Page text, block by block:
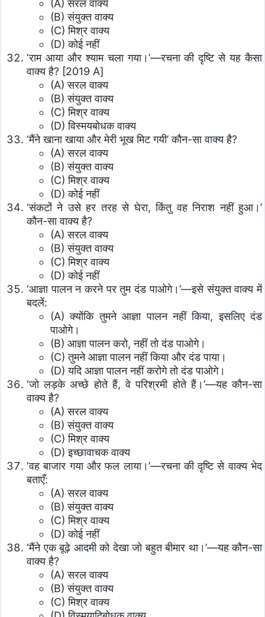
(A) सरल वाक्य
(B) संयुक्त वाक्य
(C) मिश्र वाक्य
(D) कोई नहीं
‘राम आया और श्याम चला गया।’—रचना की दृष्टि से यह कैसा
वाक्य है? [2019 A]
(A) सरल वाक्य
(B) संयुक्त वाक्य
(C) मिश्र वाक्य
(D) विस्मयबोधक वाक्य
‘मैंने खाना खाया और मेरी भूख मिट गयी’ कौन-सा वाक्य है?
(A) सरल वाक्य
(B) संयुक्त वाक्य
(C) मिश्र वाक्य
(D) कोई नहीं
‘संकटों ने उसे हर तरह से घेरा, किंतु वह निराश नहीं हुआ।’
कौन-सा वाक्य है?
(A) सरल वाक्य
(B) संयुक्त वाक्य
(C) मिश्र वाक्य
(D) कोई नहीं
‘आज्ञा पालन न करने पर तुम दंड पाओगे।’—इसे संयुक्त वाक्य में
बदलें:
(A) क्योंकि तुमने आज्ञा पालन नहीं किया, इसलिए दंड
पाओगे।
(B) आज्ञा पालन करो, नहीं तो दंड पाओगे।
(C) तुमने आज्ञा पालन नहीं किया और दंड पाया।
(D) यदि आज्ञा पालन नहीं करोगे तो दंड पाओगे।
‘जो लड़के अच्छे होते हैं, वे परिश्रमी होते हैं।’—यह कौन-सा
वाक्य है?
(A) सरल वाक्य
(B) संयुक्त वाक्य
(C) मिश्र वाक्य
(D) इच्छावाचक वाक्य
‘वह बाजार गया और फल लाया।’—रचना की दृष्टि से वाक्य भेद
बताएँ:
(A) सरल वाक्य
(B) संयुक्त वाक्य
(C) मिश्र वाक्य
(D) कोई नहीं
‘मैंने एक बूढ़े आदमी को देखा जो बहुत बीमार था।’—यह कौन-सा
वाक्य है?
(A) सरल वाक्य
(B) संयुक्त वाक्य
(C) मिश्र वाक्य